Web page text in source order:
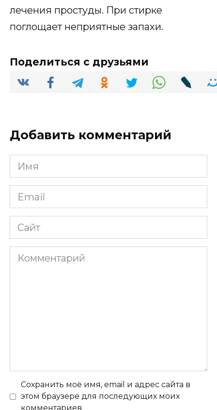
лечения простуды. При стирке
поглощает неприятные запахи.
Поделиться с друзьями
Добавить комментарий
Имя
*
Email
*
Сайт
Комментарий
Сохранить моё имя, email и адрес сайта в
этом браузере для последующих моих
комментариев.